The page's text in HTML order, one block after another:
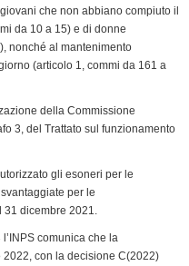
che non abbiano compiuto il
da 10 a 15) e di donne
nonché al mantenimento
(articolo 1, commi da 161 a
della Commissione
3, del Trattato sul funzionamento
gli esoneri per le
per le
31 dicembre 2021.
comunica che la
con la decisione C(2022)